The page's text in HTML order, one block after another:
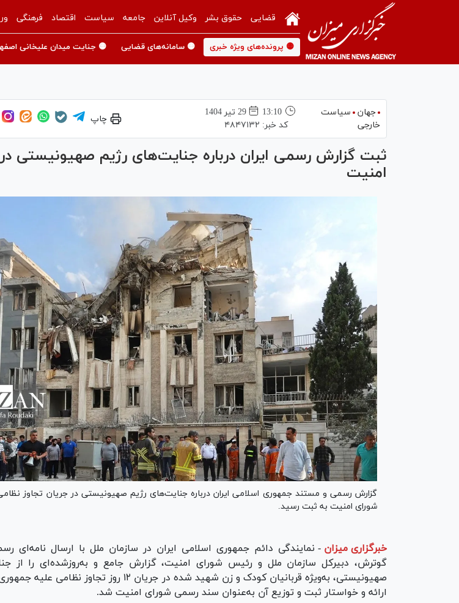
قضایی حقوق بشر وکیل آنلاین جامعه سیاست اقتصاد فرهنگی
🟡 پرونده‌های ویژه خبری 🟡 سامانه‌های قضایی 🟡 جنایت میدان علیخانی
جهان
سیاست
خارجی
13:10
29 تير 1404
کد خبر: ۴۸۴۷۱۳۲
چاپ
ثبت گزارش رسمی ایران درباره جنایت‌های رژیم صهیونیستی
امنیت
گزارش رسمی و مستند جمهوری اسلامی ایران درباره جنایت‌های رژیم صهیونیستی در جریان تجاوز
شورای امنیت به ثبت رسید.
خبرگزاری میزان - نمایندگی دائم جمهوری اسلامی ایران در سازمان ملل با ارسال نامه‌ای
گوترش، دبیرکل سازمان ملل و رئیس شورای امنیت، گزارش جامع و به‌روزشده‌ای را از
صهیونیستی، به‌ویژه قربانیان کودک و زن شهید شده در جریان ۱۲ روز
ارائه و خواستار ثبت و توزیع آن به‌عنوان سند رسمی شورای امنیت شد.